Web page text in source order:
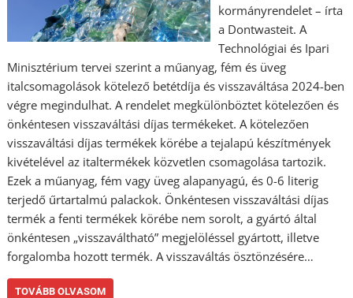
kormányrendelet – írta
a Dontwasteit. A
Technológiai és Ipari
Minisztérium tervei szerint a műanyag, fém és üveg
italcsomagolások kötelező betétdíja és visszaváltása 2024-ben
végre megindulhat. A rendelet megkülönböztet kötelezően és
önkéntesen visszaváltási díjas termékeket. A kötelezően
visszaváltási díjas termékek körébe a tejalapú készítmények
kivételével az italtermékek közvetlen csomagolása tartozik.
Ezek a műanyag, fém vagy üveg alapanyagú, és 0-6 literig
terjedő űrtartalmú palackok. Önkéntesen visszaváltási díjas
termék a fenti termékek körébe nem sorolt, a gyártó által
önkéntesen „visszaváltható” megjelöléssel gyártott, illetve
forgalomba hozott termék. A visszaváltás ösztönzésére…
TOVÁBB OLVASOM